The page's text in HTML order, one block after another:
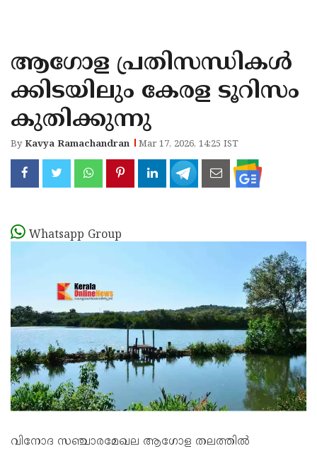
KANNUR
KASARAGOD
ആഗോള പ്രതിസന്ധികൾ
ക്കിടയിലും കേരള ടൂറിസം
കുതിക്കുന്നു
ByKavya Ramachandran Mar 17, 2026, 14:25 IST
Whatsapp Group
വിനോദ സഞ്ചാരമേഖല ആഗോള തലത്തിൽ